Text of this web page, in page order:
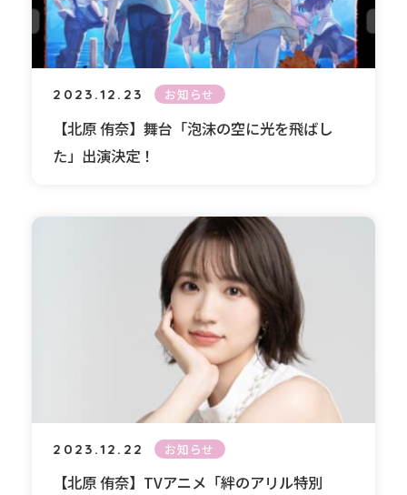
2023.12.23 お知らせ
【北原 侑奈】舞台「泡沫の空に光を飛ばし
た」出演決定！
2023.12.22 お知らせ
【北原 侑奈】TVアニメ「絆のアリル特別